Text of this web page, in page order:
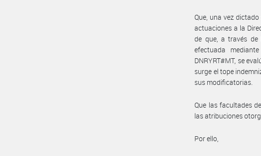
Que, una vez
actuaciones a la
de que, a través de
efectuada
DNRYRT#MT, se
surge el tope
sus modificatorias.
Que las facultades
las atribuciones
Por ello,